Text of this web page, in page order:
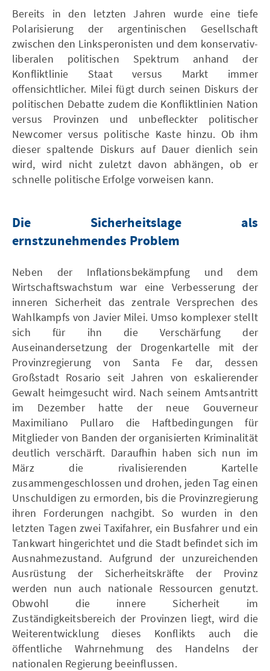
Bereits in den letzten Jahren wurde eine tiefe
Polarisierung der argentinischen Gesellschaft
zwischen den Linksperonisten und dem konservativ-
liberalen politischen Spektrum anhand der
Konfliktlinie Staat versus Markt immer
offensichtlicher. Milei fügt durch seinen Diskurs der
politischen Debatte zudem die Konfliktlinien Nation
versus Provinzen und unbefleckter politischer
Newcomer versus politische Kaste hinzu. Ob ihm
dieser spaltende Diskurs auf Dauer dienlich sein
wird, wird nicht zuletzt davon abhängen, ob er
schnelle politische Erfolge vorweisen kann.
Die Sicherheitslage als
ernstzunehmendes Problem
Neben der Inflationsbekämpfung und dem
Wirtschaftswachstum war eine Verbesserung der
inneren Sicherheit das zentrale Versprechen des
Wahlkampfs von Javier Milei. Umso komplexer stellt
sich für ihn die Verschärfung der
Auseinandersetzung der Drogenkartelle mit der
Provinzregierung von Santa Fe dar, dessen
Großstadt Rosario seit Jahren von eskalierender
Gewalt heimgesucht wird. Nach seinem Amtsantritt
im Dezember hatte der neue Gouverneur
Maximiliano Pullaro die Haftbedingungen für
Mitglieder von Banden der organisierten Kriminalität
deutlich verschärft. Daraufhin haben sich nun im
März die rivalisierenden Kartelle
zusammengeschlossen und drohen, jeden Tag einen
Unschuldigen zu ermorden, bis die Provinzregierung
ihren Forderungen nachgibt. So wurden in den
letzten Tagen zwei Taxifahrer, ein Busfahrer und ein
Tankwart hingerichtet und die Stadt befindet sich im
Ausnahmezustand. Aufgrund der unzureichenden
Ausrüstung der Sicherheitskräfte der Provinz
werden nun auch nationale Ressourcen genutzt.
Obwohl die innere Sicherheit im
Zuständigkeitsbereich der Provinzen liegt, wird die
Weiterentwicklung dieses Konflikts auch die
öffentliche Wahrnehmung des Handelns der
nationalen Regierung beeinflussen.